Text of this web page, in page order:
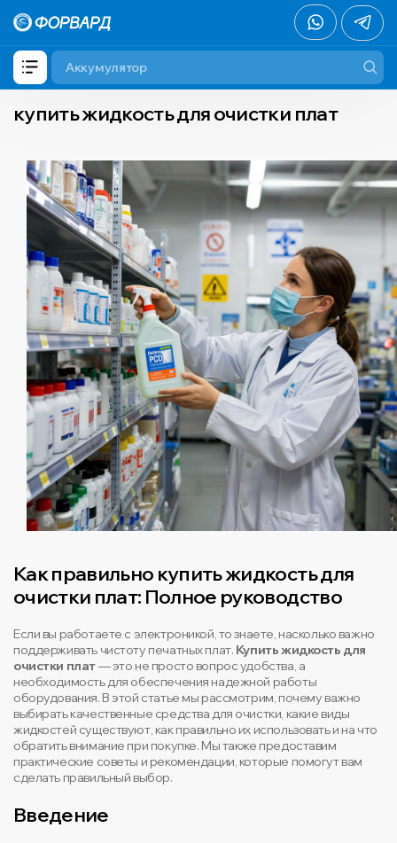
купить жидкость для очистки плат
Как правильно купить жидкость для
очистки плат: Полное руководство
Если вы работаете с электроникой, то знаете, насколько важно
поддерживать чистоту печатных плат. Купить жидкость для
очистки плат— это не просто вопрос удобства, а
необходимость для обеспечения надежной работы
оборудования. В этой статье мы рассмотрим, почему важно
выбирать качественные средства для очистки, какие виды
жидкостей существуют, как правильно их использовать и на что
обратить внимание при покупке. Мы также предоставим
практические советы и рекомендации, которые помогут вам
сделать правильный выбор.
Введение